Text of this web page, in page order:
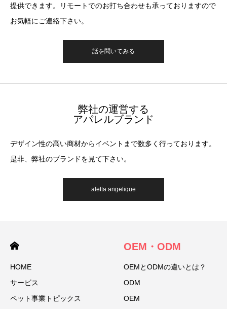
提供できます。リモートでのお打ち合わせも承っておりますので
お気軽にご連絡下さい。
話を聞いてみる
弊社の運営する
アパレルブランド
デザイン性の高い商材からイベントまで数多く行っております。
是非、弊社のブランドを見て下さい。
aletta angelique
HOME
サービス
ペット事業トピックス
OEM・ODM
OEMとODMの違いとは？
ODM
OEM